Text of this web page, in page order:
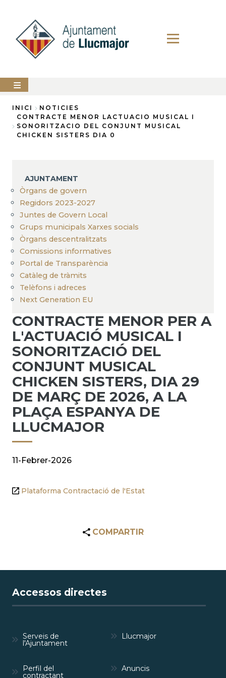
contingut
AJUNTAMENT
LLUCMAJOR
PERFIL
DEL
CONTRACTANT
ANUNCIS
Fil
d'Ariadna
INICI
NOTICIES
CONTRACTE MENOR LACTUACIO MUSICAL I
SONORITZACIO DEL CONJUNT MUSICAL
CHICKEN SISTERS DIA 0
AJUNTAMENT
Òrgans de govern
Regidors 2023-2027
Juntes de Govern Local
Grups municipals Xarxes socials
Òrgans descentralitzats
Comissions informatives
Portal de Transparència
Catàleg de tràmits
Telèfons i adreces
Next Generation EU
CONTRACTE MENOR PER A
L'ACTUACIÓ MUSICAL I
SONORITZACIÓ DEL
CONJUNT MUSICAL
CHICKEN SISTERS, DIA 29
DE MARÇ DE 2026, A LA
PLAÇA ESPANYA DE
LLUCMAJOR
11-Febrer-2026
Plataforma Contractació de l'Estat
COMPARTIR
Accessos directes
Serveis de
l'Ajuntament
Llucmajor
Perfil del
contractant
Anuncis